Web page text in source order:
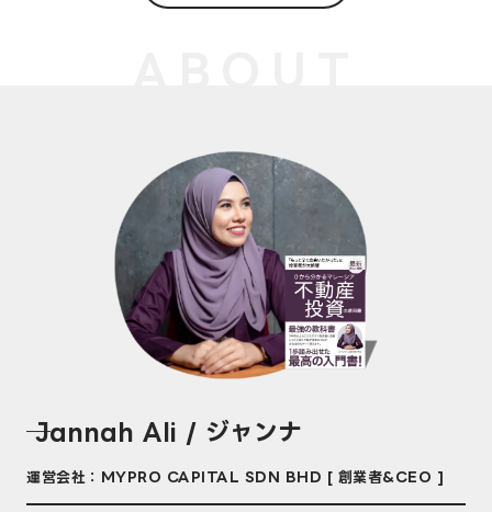
── Jannah Ali / ジャンナ
運営会社：MYPRO CAPITAL SDN BHD [ 創業者&CEO ]